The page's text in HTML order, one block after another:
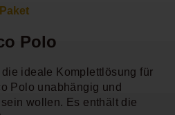
Polo
ideale Komplettlösung für
Polo unabhängig und
wollen. Es enthält die